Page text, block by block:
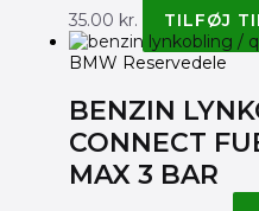
35.00 kr.
TILFØJ
BMW Reservedele
BENZIN
CONNECT
MAX 3 BAR